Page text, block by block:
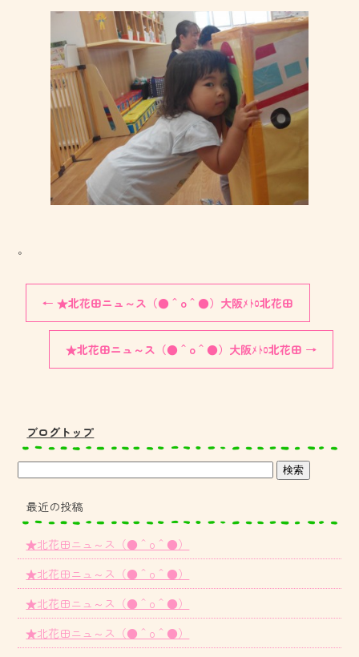
。
← ★北花田ニュ～ス（●＾o＾●）大阪ﾒﾄﾛ北花田
★北花田ニュ～ス（●＾o＾●）大阪ﾒﾄﾛ北花田 →
ブログトップ
最近の投稿
★北花田ニュ～ス（●＾o＾●）
★北花田ニュ～ス（●＾o＾●）
★北花田ニュ～ス（●＾o＾●）
★北花田ニュ～ス（●＾o＾●）